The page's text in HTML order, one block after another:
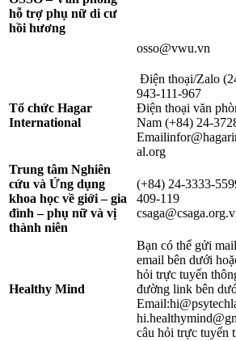
hỗ trợ phụ nữ di cư
hồi hương
osso@vwu.vn
Tổ chức Hagar
International
Điện thoại/Zalo
943-111-967
Điện thoại văn
Nam (+84) 24-
al.org
Trung tâm Nghiên
cứu và Ứng dụng
khoa học về giới – gia
đình – phụ nữ và vị
thành niên
(+84) 24-3333-
409-119
Healthy Mind
Bạn có thể gửi
email bên dưới
hỏi trực tuyến
đường link bên
câu hỏi trực tuyến